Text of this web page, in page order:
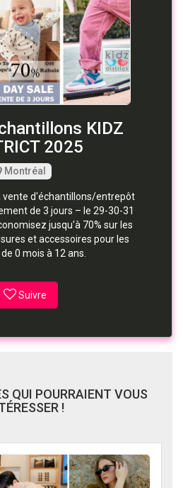
KIDZ
2025
Montréal
vente d'échantillons/entrepôt
de 3 jours – le 29-30-31
jusqu'à 70% sur les
et accessoires pour les
0 mois à 12 ans.
Suivre
QUI POURRAIENT VOUS
!